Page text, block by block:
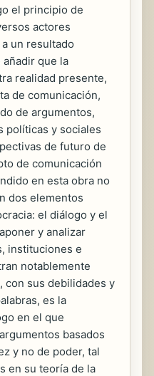
el principio de
actores
un resultado
que la
realidad presente,
de comunicación,
de argumentos,
políticas y sociales
de futuro de
de comunicación
en esta obra no
dos elementos
el diálogo y el
y analizar
instituciones e
notablemente
con sus debilidades y
es la
en el que
basados
y no de poder, tal
en su teoría de la